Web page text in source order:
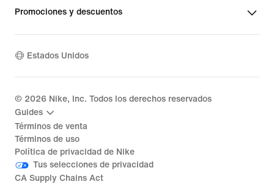
Promociones y descuentos
Estados Unidos
© 2026 Nike, Inc. Todos los derechos reservados
Guides
Términos de venta
Términos de uso
Política de privacidad de Nike
Tus selecciones de privacidad
CA Supply Chains Act